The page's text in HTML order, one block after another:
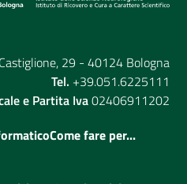
29 - 40124 Bologna
Tel. +39.051.6225111
e Partita Iva02406911202
Come fare per...